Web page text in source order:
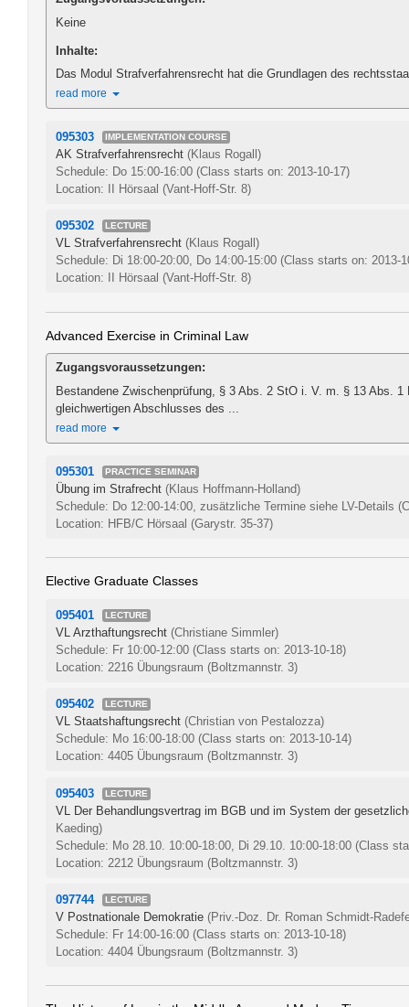
Keine
Inhalte:
Das Modul Strafverfahrensrecht hat die Grundlagen des
read more
095303 IMPLEMENTATION COURSE
AK Strafverfahrensrecht (Klaus Rogall)
Schedule: Do 15:00-16:00 (Class starts on: 2013-10-17)
Location: II Hörsaal (Vant-Hoff-Str. 8)
095302 LECTURE
VL Strafverfahrensrecht (Klaus Rogall)
Schedule: Di 18:00-20:00, Do 14:00-15:00 (Class starts on: 2013-
Location: II Hörsaal (Vant-Hoff-Str. 8)
Advanced Exercise in Criminal Law
Zugangsvoraussetzungen:
Bestandene Zwischenprüfung, § 3 Abs. 2 StO i. V. m. § 13 Abs. 1
gleichwertigen Abschlusses des ...
read more
095301 PRACTICE SEMINAR
Übung im Strafrecht (Klaus Hoffmann-Holland)
Schedule: Do 12:00-14:00, zusätzliche Termine siehe LV-Details
Location: HFB/C Hörsaal (Garystr. 35-37)
Elective Graduate Classes
095401 LECTURE
VL Arzthaftungsrecht (Christiane Simmler)
Schedule: Fr 10:00-12:00 (Class starts on: 2013-10-18)
Location: 2216 Übungsraum (Boltzmannstr. 3)
095402 LECTURE
VL Staatshaftungsrecht (Christian von Pestalozza)
Schedule: Mo 16:00-18:00 (Class starts on: 2013-10-14)
Location: 4405 Übungsraum (Boltzmannstr. 3)
095403 LECTURE
VL Der Behandlungsvertrag im BGB und im System der
Kaeding)
Schedule: Mo 28.10. 10:00-18:00, Di 29.10. 10:00-18:00 (Class
Location: 2212 Übungsraum (Boltzmannstr. 3)
097744 LECTURE
V Postnationale Demokratie (Priv.-Doz. Dr. Roman Schmidt-
Schedule: Fr 14:00-16:00 (Class starts on: 2013-10-18)
Location: 4404 Übungsraum (Boltzmannstr. 3)